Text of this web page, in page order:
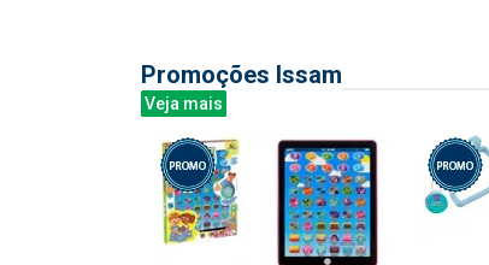
Promoções Issam
Veja mais